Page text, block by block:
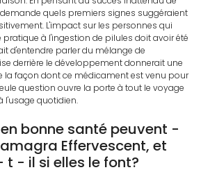
quels premiers signes suggéraient
L'impact sur les personnes qui
pratique à l'ingestion de pilules doit avoir été
d'entendre parler du mélange de
derrière le développement donnerait une
la façon dont ce médicament est venu pour
question ouvre la porte à tout le voyage
l'usage quotidien.
bonne santé peuvent -
Effervescent, et
t - il si elles le font?